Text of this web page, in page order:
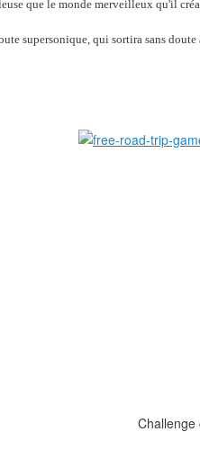
que le monde merveilleux qu'il
supersonique, qui sortira sans
chez Val,